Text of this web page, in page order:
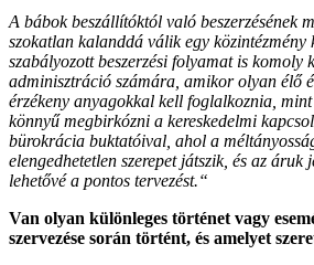
A bábok beszállítóktól való beszerzésének
szokatlan kalanddá válik egy
szabályozott beszerzési folyamat is komoly
adminisztráció számára, amikor olyan élő
érzékeny anyagokkal kell foglalkoznia,
könnyű megbirkózni a kereskedelmi
bürokrácia buktatóival, ahol a
elengedhetetlen szerepet játszik, és az áruk
lehetővé a pontos tervezést.“
Van olyan különleges történet vagy
szervezése során történt, és amelyet